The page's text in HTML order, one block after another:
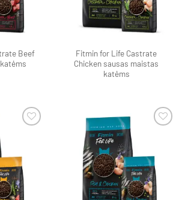
Beef
Fitmin for Life Castrate
Chicken sausas maistas
katėms
Pamėgti
produktą
Pamėgti
produktą